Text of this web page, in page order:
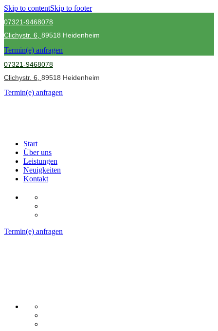
Skip to contentSkip to footer
07321-9468078
Clichystr. 6, 89518 Heidenheim
Termin(e) anfragen
07321-9468078
Clichystr. 6, 89518 Heidenheim
Termin(e) anfragen
Start
Über uns
Leistungen
Neuigkeiten
Kontakt
Termin(e) anfragen